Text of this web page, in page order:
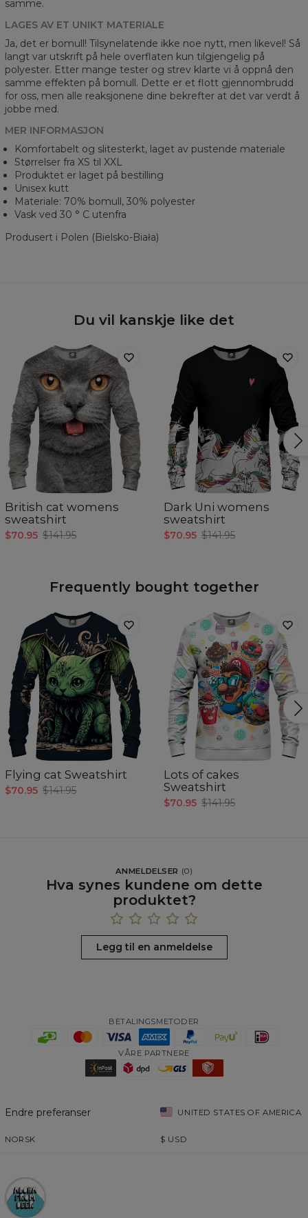
samme.
LAGES AV ET UNIKT MATERIALE
Ja, det er bomull! Tilsynelatende ikke noe nytt, men likevel! Så
langt var utskrift på hele overflaten kun tilgjengelig på
polyester. Etter mange tester og strev klarte vi å oppnå den
samme effekten på bomull. Dette er et flott gjennombrudd
for oss, men alle reaksjonene dine bekrefter at det var verdt å
jobbe med.
MER INFORMASJON
Komfortabelt og slitesterkt, laget av pustende materiale
Størrelser fra XS til XXL
Produktet er laget på bestilling
Unisex kutt
Materiale: 70% bomull, 30% polyester
Vask ved 30 ° C utenfra
Produsert i Polen (Bielsko-Biała)
Du vil kanskje like det
British cat womens
sweatshirt
$70.95 $141.95
Dark Uni womens
sweatshirt
$70.95 $141.95
Frequently bought together
Flying cat Sweatshirt
$70.95 $141.95
Lots of cakes
Sweatshirt
$70.95 $141.95
ANMELDELSER (0)
Hva synes kundene om dette
produktet?
Legg til en anmeldelse
BETALINGSMETODER
VÅRE PARTNERE
Endre preferanser UNITED STATES OF AMERICA
NORSK $ USD